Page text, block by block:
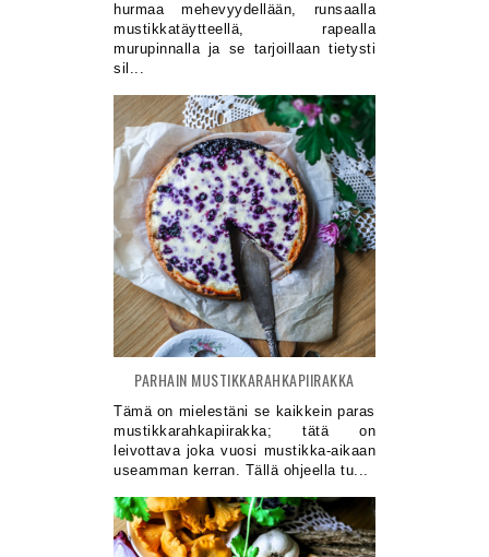
hurmaa mehevyydellään, runsaalla
mustikkatäytteellä, rapealla
murupinnalla ja se tarjoillaan tietysti
sil...
PARHAIN MUSTIKKARAHKAPIIRAKKA
Tämä on mielestäni se kaikkein paras
mustikkarahkapiirakka; tätä on
leivottava joka vuosi mustikka-aikaan
useamman kerran. Tällä ohjeella tu...